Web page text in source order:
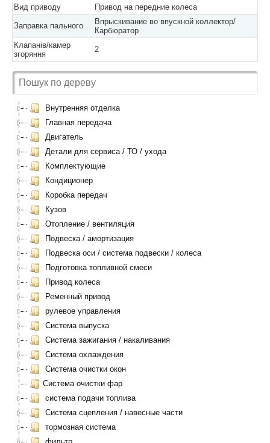
Вид приводу Привод на передние колеса
Заправка пального
Впрыскивание во впускной коллектор/
Карбюратор
Клапанів/камер
згоряння
2
Внутренняя отделка
Главная передача
Двигатель
Детали для сервиса / ТО / ухода
Комплектующие
Кондиционер
Коробка передач
Кузов
Отопление / вентиляция
Подвеска / амортизация
Подвеска оси / система подвески / колеса
Подготовка топливной смеси
Привод колеса
Ременный привод
рулевое управления
Система выпуска
Система зажигания / накаливания
Система охлаждения
Система очистки окон
Система очистки фар
система подачи топлива
Система сцепления / навесные части
тормозная система